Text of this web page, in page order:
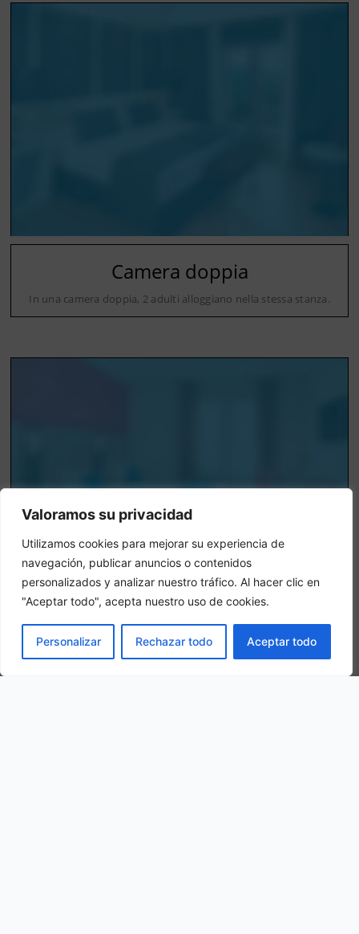
Valoramos su privacidad
Utilizamos cookies para mejorar su experiencia de
navegación, publicar anuncios o contenidos
personalizados y analizar nuestro tráfico. Al hacer clic en
"Aceptar todo", acepta nuestro uso de cookies.
Personalizar Rechazar todo Aceptar todo
Camera doppia
In una camera doppia, 2 adulti alloggiano nella stessa stanza.
Camera tripla
In una camera tripla, 3 adulti alloggiano nella stessa stanza
PRENOTA